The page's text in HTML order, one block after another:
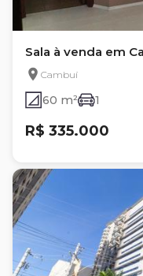
Sala à venda em
Cambuí
60 m² 1
R$ 335.000